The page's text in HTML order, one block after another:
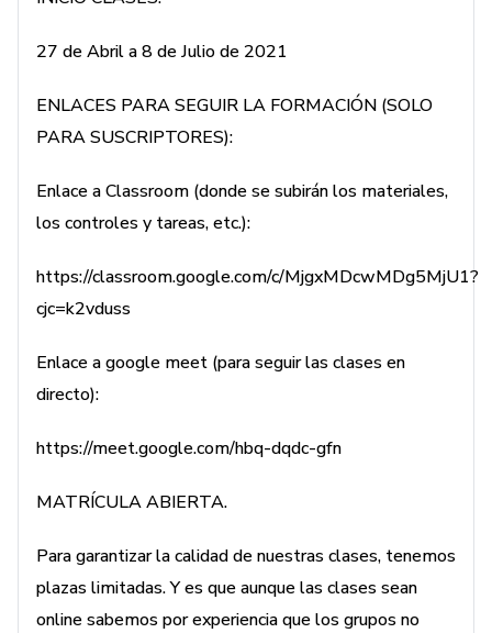
contar. Ya no estás solo.
27 de Abril a 8 de Julio de 2021
ENLACES PARA SEGUIR LA FORMACIÓN (SOLO
PARA SUSCRIPTORES):
Enlace a Classroom (donde se subirán los materiales,
los controles y tareas, etc.):
https://classroom.google.com/c/MjgxMDcwMDg5MjU1?
cjc=k2vduss
Enlace a google meet (para seguir las clases en
directo):
https://meet.google.com/hbq-dqdc-gfn
MATRÍCULA ABIERTA.
Para garantizar la calidad de nuestras clases, tenemos
plazas limitadas. Y es que aunque las clases sean
online sabemos por experiencia que los grupos no